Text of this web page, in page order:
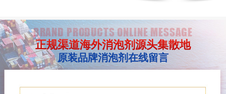
BRAND PRODUCTS ONLINE MESSAGE
正规渠道海外消泡剂源头集散地
原装品牌消泡剂在线留言